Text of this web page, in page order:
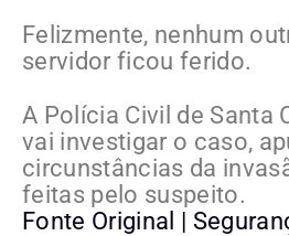
Felizmente, nenhum
servidor ficou ferido.
A Polícia Civil de Santa
vai investigar o caso,
circunstâncias da
feitas pelo suspeito.
Fonte Original |